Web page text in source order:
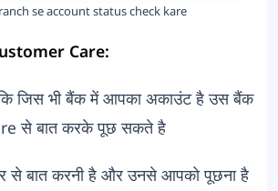
se account status check kare
Care:
कि जिस भी बैंक में आपका अकाउंट है उस बैंक
से बात करके पूछ सकते है
बात करनी है और उनसे आपको पूछना है